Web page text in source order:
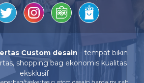
Custom desain - tempat bikin
shopping bag ekonomis kualitas
eksklusif